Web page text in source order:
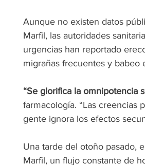
Aunque no existen datos
Marfil, las autoridades
urgencias han reportado
migrañas frecuentes y babeo
“Se glorifica la omnipotencia
farmacología. “Las creencias
gente ignora los efectos
Una tarde del otoño pasado,
Marfil, un flujo constante de